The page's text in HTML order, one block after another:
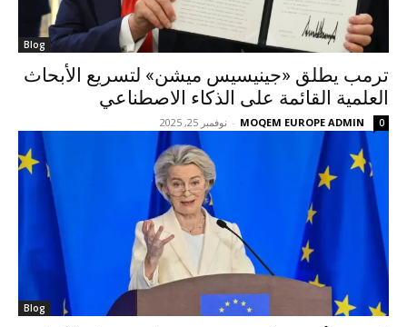
Blog
ترمب يطلق «جينيسيس ميشن» لتسريع الأبحاث
العلمية القائمة على الذكاء الاصطناعي
MOQEM EUROPE ADMIN
- نوفمبر 25, 2025 0
Blog